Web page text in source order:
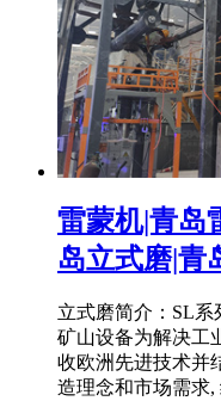
雷蒙机|青岛
岛立式磨|青
立式磨简介：SL
矿山设备为解决工
收欧洲先进技术并
造理念和市场需求